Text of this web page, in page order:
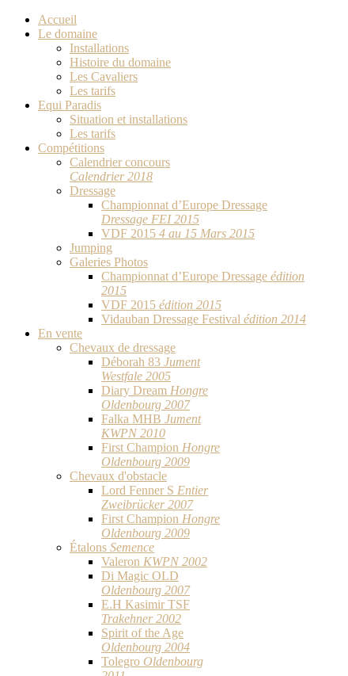
Accueil
Le domaine
Installations
Histoire du domaine
Les Cavaliers
Les tarifs
Equi Paradis
Situation et installations
Les tarifs
Compétitions
Calendrier concours
Calendrier 2018
Dressage
Championnat d’Europe Dressage
Dressage FEI 2015
VDF 2015 4 au 15 Mars 2015
Jumping
Galeries Photos
Championnat d’Europe Dressage édition
2015
VDF 2015 édition 2015
Vidauban Dressage Festival édition 2014
En vente
Chevaux de dressage
Déborah 83 Jument
Westfale 2005
Diary Dream Hongre
Oldenbourg 2007
Falka MHB Jument
KWPN 2010
First Champion Hongre
Oldenbourg 2009
Chevaux d'obstacle
Lord Fenner S Entier
Zweibrücker 2007
First Champion Hongre
Oldenbourg 2009
Étalons Semence
Valeron KWPN 2002
Di Magic OLD
Oldenbourg 2007
E.H Kasimir TSF
Trakehner 2002
Spirit of the Age
Oldenbourg 2004
Tolegro Oldenbourg